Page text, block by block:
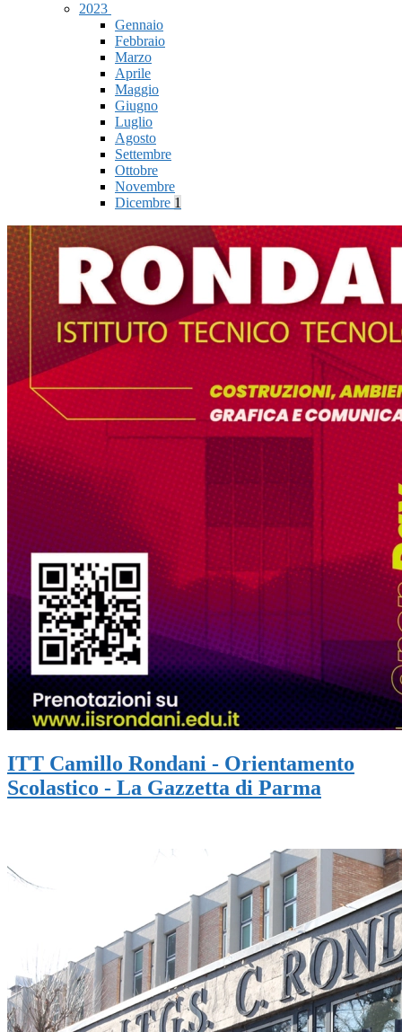
2023
Gennaio
Febbraio
Marzo
Aprile
Maggio
Giugno
Luglio
Agosto
Settembre
Ottobre
Novembre
Dicembre 1
ITT Camillo Rondani - Orientamento
Scolastico - La Gazzetta di Parma